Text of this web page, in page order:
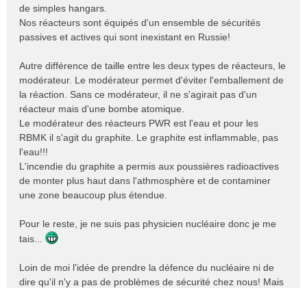
de simples hangars.
Nos réacteurs sont équipés d'un ensemble de sécurités
passives et actives qui sont inexistant en Russie!
Autre différence de taille entre les deux types de réacteurs, le
modérateur. Le modérateur permet d'éviter l'emballement de
la réaction. Sans ce modérateur, il ne s'agirait pas d'un
réacteur mais d'une bombe atomique.
Le modérateur des réacteurs PWR est l'eau et pour les
RBMK il s'agit du graphite. Le graphite est inflammable, pas
l'eau!!!
L'incendie du graphite a permis aux poussières radioactives
de monter plus haut dans l'athmosphère et de contaminer
une zone beaucoup plus étendue.
Pour le reste, je ne suis pas physicien nucléaire donc je me
tais...
Loin de moi l'idée de prendre la défence du nucléaire ni de
dire qu'il n'y a pas de problèmes de sécurité chez nous! Mais